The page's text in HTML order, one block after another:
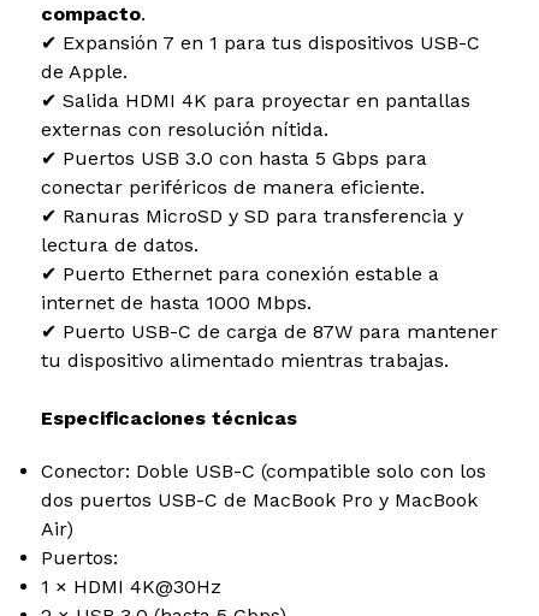
compacto.
✔ Expansión 7 en 1 para tus dispositivos USB-C
de Apple.
✔ Salida HDMI 4K para proyectar en pantallas
externas con resolución nítida.
✔ Puertos USB 3.0 con hasta 5 Gbps para
conectar periféricos de manera eficiente.
✔ Ranuras MicroSD y SD para transferencia y
lectura de datos.
✔ Puerto Ethernet para conexión estable a
internet de hasta 1000 Mbps.
✔ Puerto USB-C de carga de 87W para mantener
tu dispositivo alimentado mientras trabajas.
Especificaciones técnicas
Conector: Doble USB-C (compatible solo con los
dos puertos USB-C de MacBook Pro y MacBook
Air)
Puertos:
1 × HDMI 4K@30Hz